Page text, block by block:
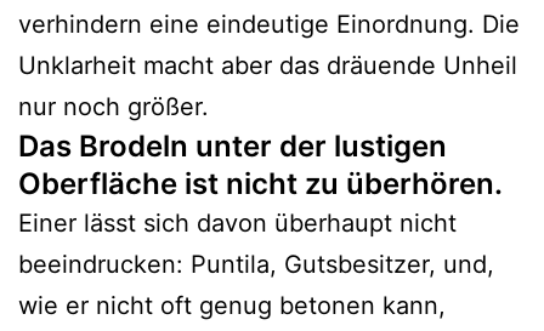
verhindern eine eindeutige Einordnung. Die
Unklarheit macht aber das dräuende Unheil
nur noch größer.
Das Brodeln unter der lustigen
Oberfläche ist nicht zu überhören.
Einer lässt sich davon überhaupt nicht
beeindrucken: Puntila, Gutsbesitzer, und,
wie er nicht oft genug betonen kann,